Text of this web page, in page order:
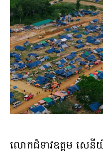
លោកជំទាវឧត្តម សេនី